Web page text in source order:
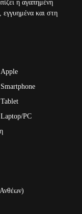
η αγαπημένη
και στη
Apple
PC